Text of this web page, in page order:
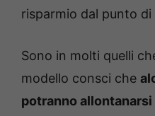
risparmio dal punto
Sono in molti quelli
modello consci che
potranno